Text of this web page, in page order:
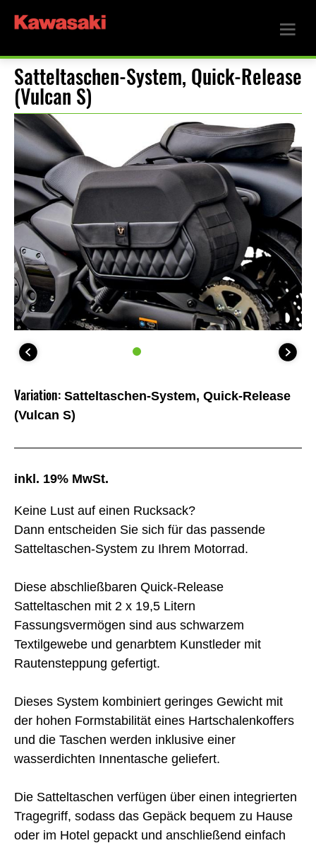
Satteltaschen-System, Quick-Release
(Vulcan S)
Keine Lust auf einen Rucksack?
Dann entscheiden Sie sich für das passende
Satteltaschen-System zu Ihrem Motorrad.
Diese abschließbaren Quick-Release
Satteltaschen mit 2 x 19,5 Litern
Fassungsvermögen sind aus schwarzem
Textilgewebe und genarbtem Kunstleder mit
Rautensteppung gefertigt.
Dieses System kombiniert geringes Gewicht mit
der hohen Formstabilität eines Hartschalenkoffers
und die Taschen werden inklusive einer
wasserdichten Innentasche geliefert.
Die Satteltaschen verfügen über einen integrierten
Tragegriff, sodass das Gepäck bequem zu Hause
oder im Hotel gepackt und anschließend einfach
inkl. 19% MwSt.
Variation: Satteltaschen-System, Quick-Release
(Vulcan S)